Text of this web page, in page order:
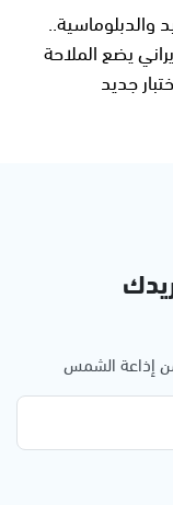
والدبلوماسية..
يضع الملاحة
جديد
إذاعة الشمس